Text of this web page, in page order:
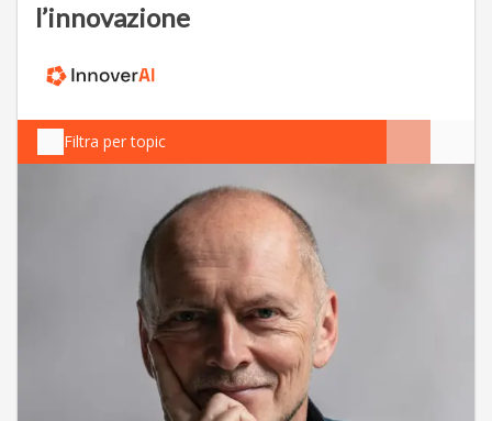
l’innovazione
Filtra per topic